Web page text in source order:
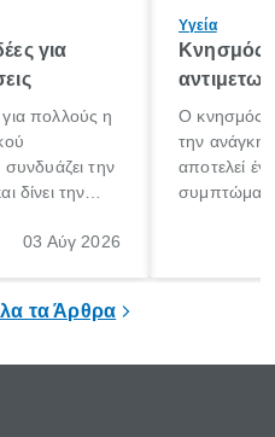
για
πολλούς η
συνδυάζει την
δίνει την
μέρες
03 Αύγ 2026
Υγεία
Κνησμός:
Ο κνησμός
την ανάγκη
αποτελεί
τα Άρθρα